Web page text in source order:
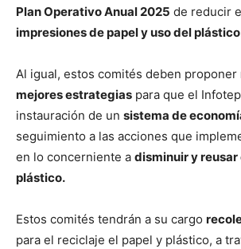
Plan Operativo Anual 2025 de reducir
impresiones de papel y uso del
Al igual, estos comités deben proponer
mejores estrategias para que el
instauración de un sistema de
seguimiento a las acciones que
en lo concerniente a disminuir y reusar
plástico.
Estos comités tendrán a su cargo
para el reciclaje el papel y plástico, a